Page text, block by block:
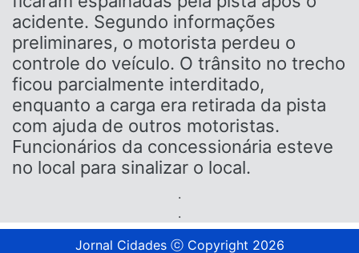
acidente. Segundo informações
preliminares, o motorista perdeu o
controle do veículo. O trânsito no trecho
ficou parcialmente interditado,
enquanto a carga era retirada da pista
com ajuda de outros motoristas.
Funcionários da concessionária esteve
no local para sinalizar o local.
.
.
Jornal Cidades ⓒ Copyright 2026